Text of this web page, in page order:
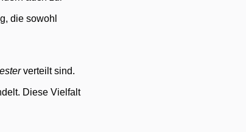
die sowohl
verteilt sind.
Diese Vielfalt